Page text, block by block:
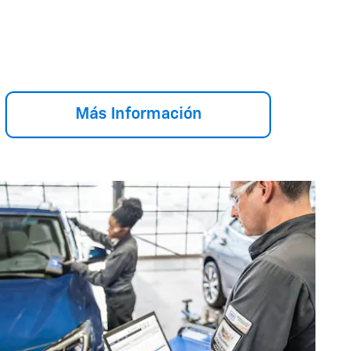
Más Información